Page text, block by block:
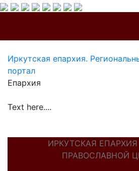
Иркутская епархия.
портал
Епархия
Text here....
ИРКУТСКАЯ
ПРАВОСЛАВНОЙ